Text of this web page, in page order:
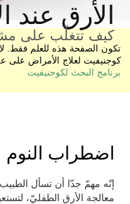
الأرق عند
كيف تتغلّب على
تكون الصفحة هذه للعلم فقط.
كوجنيفيت لعلاج الأمراض على
برنامج البحث لكوجنيفيت
اضطراب النوم
إنّه مهمّ جدّا أن تسأل
معالجة الأرق الطفليّ،